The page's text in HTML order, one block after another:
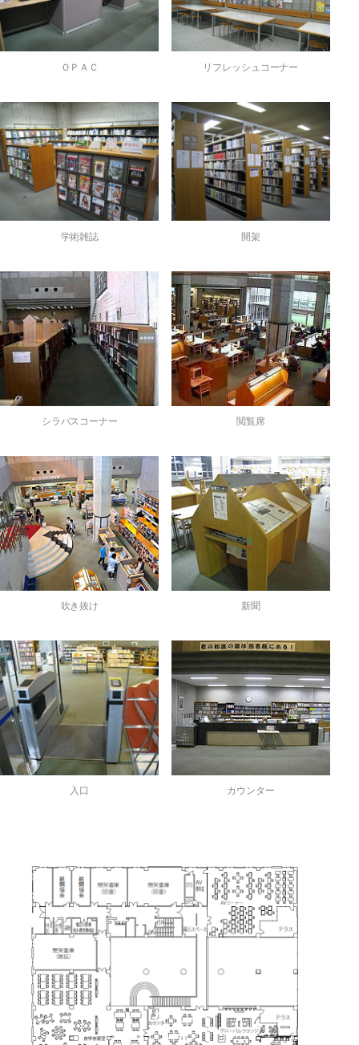
ＯＰＡＣ リフレッシュコーナー
学術雑誌 開架
シラバスコーナー 閲覧席
吹き抜け 新聞
入口 カウンター
2階